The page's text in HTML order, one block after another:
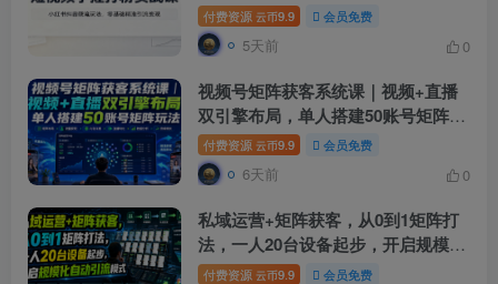
付费资源 云币9.9 会员免费
5天前 0
视频号矩阵获客系统课｜视频+直播
双引擎布局，单人搭建50账号矩阵玩
法，流量入池、搜索占位、全域
沉淀私域全流程教学
付费资源 云币9.9 会员免费
6天前 0
私域运营+矩阵获客，从0到1矩阵打
法，一人20台设备起步，开启规模化
自动引流模式！
付费资源 云币9.9 会员免费